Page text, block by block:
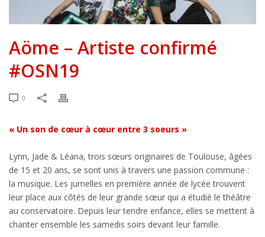
Aöme – Artiste confirmé
#OSN19
0
« Un son de cœur à cœur entre 3 soeurs »
Lynn, Jade & Léana, trois sœurs originaires de Toulouse, âgées
de 15 et 20 ans, se sont unis à travers une passion commune :
la musique. Les jumelles en première année de lycée trouvent
leur place aux côtés de leur grande sœur qui a étudié le théâtre
au conservatoire. Depuis leur tendre enfance, elles se mettent à
chanter ensemble les samedis soirs devant leur famille.